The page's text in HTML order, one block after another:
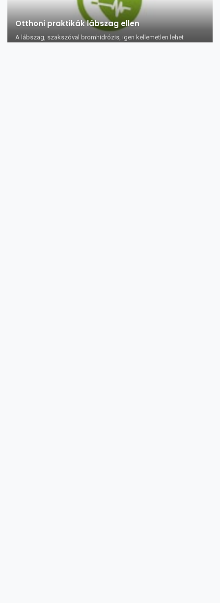
Otthoni praktikák lábszag ellen
A lábszag, szakszóval bromhidrózis, igen kellemetlen lehet